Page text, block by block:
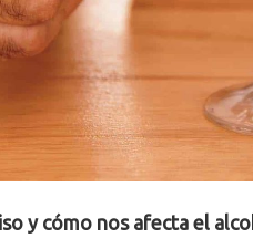
y cómo nos afecta el